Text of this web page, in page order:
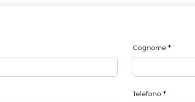
Cognome *
Telefono *